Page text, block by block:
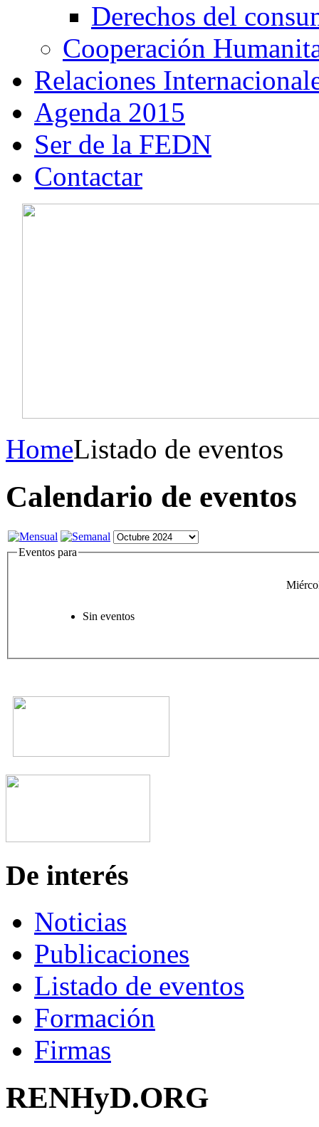
Derechos del
Cooperación
Relaciones
Agenda 2015
Ser de la FEDN
Contactar
HomeListado de eventos
Calendario de eventos
Eventos para
Sin eventos
De interés
Noticias
Publicaciones
Listado de eventos
Formación
Firmas
RENHyD.ORG